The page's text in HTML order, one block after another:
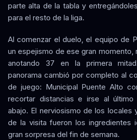
parte alta de la tabla y
para el resto de la liga.
Al comenzar el duelo, el equipo de
un espejismo de ese gran
anotando 37 en la primera
panorama cambió por completo al
de juego: Municipal Puente Alto
recortar distancias e irse al
abajo. El nerviosismo de los locales
de la visita fueron los ingredientes
gran sorpresa del fin de semana.